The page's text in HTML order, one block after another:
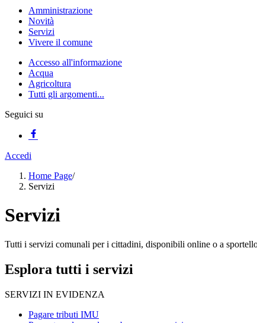
Amministrazione
Novità
Servizi
Vivere il comune
Accesso all'informazione
Acqua
Agricoltura
Tutti gli argomenti...
Seguici su
Accedi
Home Page/
Servizi
Servizi
Tutti i servizi comunali per i cittadini, disponibili online o a
Esplora tutti i servizi
SERVIZI IN EVIDENZA
Pagare tributi IMU